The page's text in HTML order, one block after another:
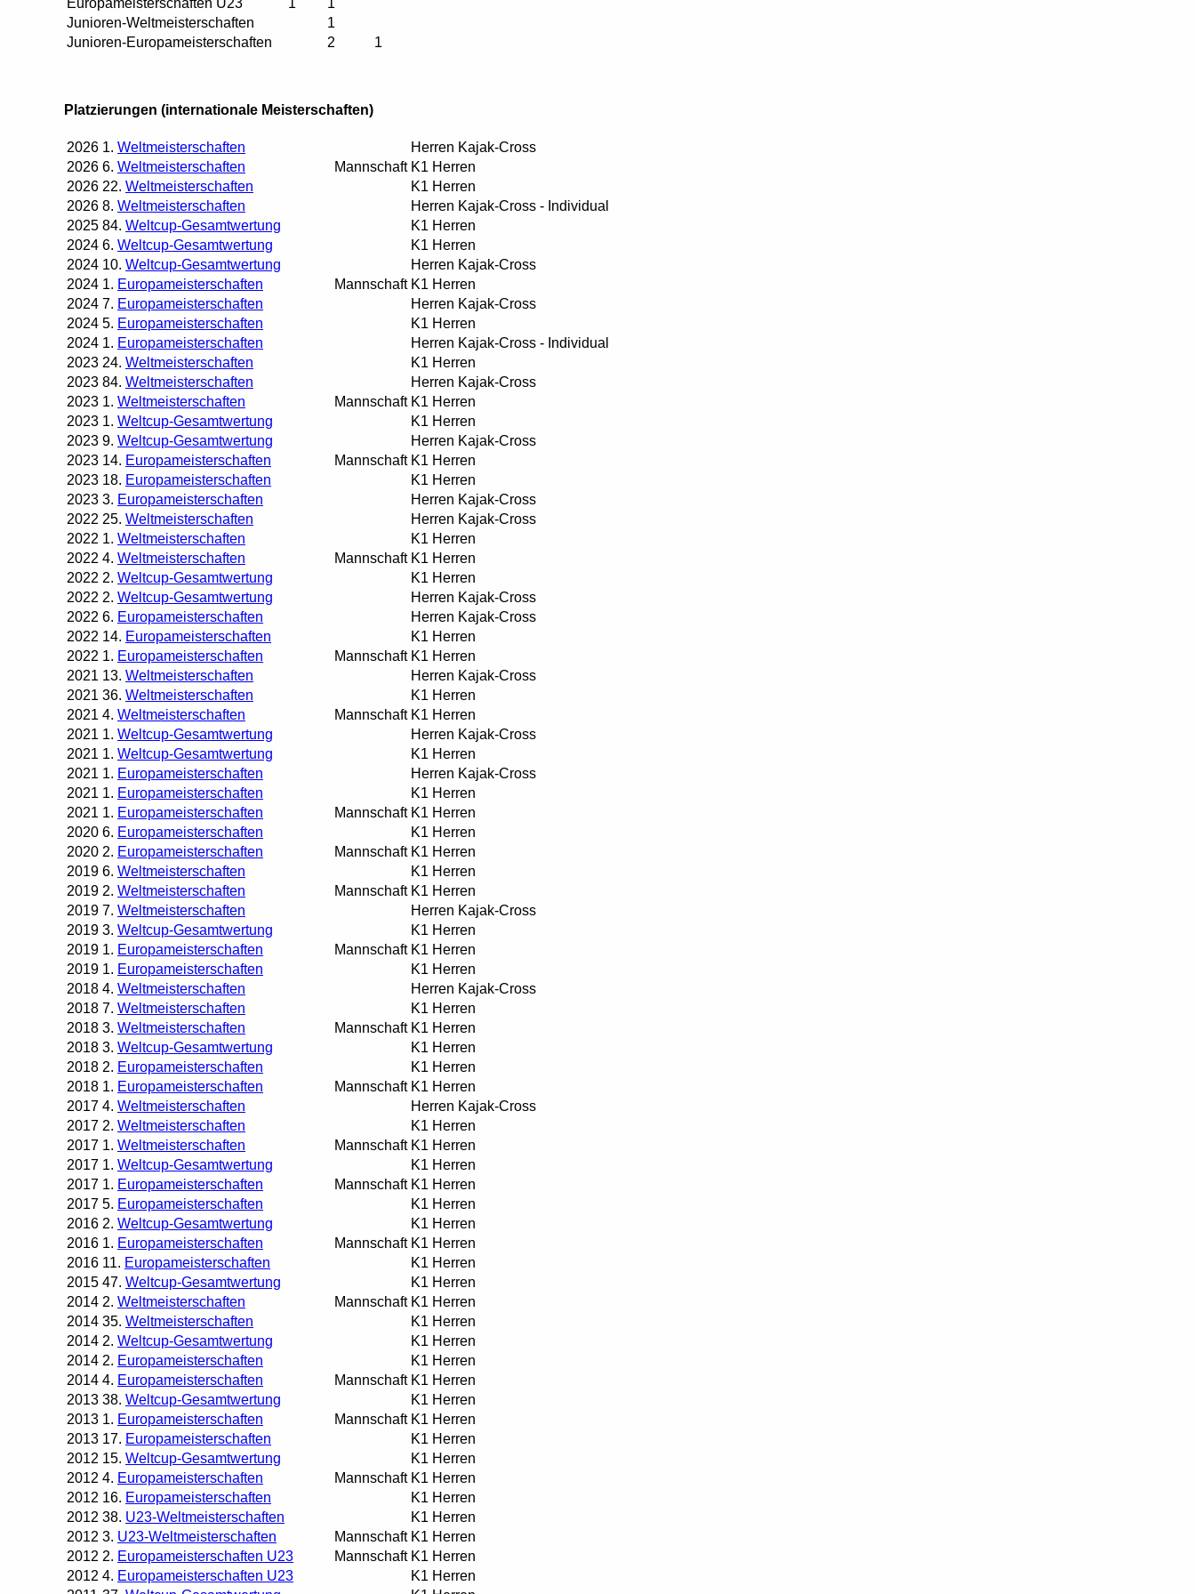
Europameisterschaften U23 1
1
Junioren-Weltmeisterschaften
1
Junioren-Europameisterschaften
2 1
Platzierungen (internationale Meisterschaften)
2026 1. Weltmeisterschaften
Herren Kajak-Cross
2026 6. Weltmeisterschaften Mannschaft K1 Herren
2026 22. Weltmeisterschaften
K1 Herren
2026 8. Weltmeisterschaften
Herren Kajak-Cross - Individual
2025 84. Weltcup-Gesamtwertung
K1 Herren
2024 6. Weltcup-Gesamtwertung
K1 Herren
2024 10. Weltcup-Gesamtwertung
Herren Kajak-Cross
2024 1. Europameisterschaften Mannschaft K1 Herren
2024 7. Europameisterschaften
Herren Kajak-Cross
2024 5. Europameisterschaften
K1 Herren
2024 1. Europameisterschaften
Herren Kajak-Cross - Individual
2023 24. Weltmeisterschaften
K1 Herren
2023 84. Weltmeisterschaften
Herren Kajak-Cross
2023 1. Weltmeisterschaften Mannschaft K1 Herren
2023 1. Weltcup-Gesamtwertung
K1 Herren
2023 9. Weltcup-Gesamtwertung
Herren Kajak-Cross
2023 14. Europameisterschaften Mannschaft K1 Herren
2023 18. Europameisterschaften
K1 Herren
2023 3. Europameisterschaften
Herren Kajak-Cross
2022 25. Weltmeisterschaften
Herren Kajak-Cross
2022 1. Weltmeisterschaften
K1 Herren
2022 4. Weltmeisterschaften Mannschaft K1 Herren
2022 2. Weltcup-Gesamtwertung
K1 Herren
2022 2. Weltcup-Gesamtwertung
Herren Kajak-Cross
2022 6. Europameisterschaften
Herren Kajak-Cross
2022 14. Europameisterschaften
K1 Herren
2022 1. Europameisterschaften Mannschaft K1 Herren
2021 13. Weltmeisterschaften
Herren Kajak-Cross
2021 36. Weltmeisterschaften
K1 Herren
2021 4. Weltmeisterschaften Mannschaft K1 Herren
2021 1. Weltcup-Gesamtwertung
Herren Kajak-Cross
2021 1. Weltcup-Gesamtwertung
K1 Herren
2021 1. Europameisterschaften
Herren Kajak-Cross
2021 1. Europameisterschaften
K1 Herren
2021 1. Europameisterschaften Mannschaft K1 Herren
2020 6. Europameisterschaften
K1 Herren
2020 2. Europameisterschaften Mannschaft K1 Herren
2019 6. Weltmeisterschaften
K1 Herren
2019 2. Weltmeisterschaften Mannschaft K1 Herren
2019 7. Weltmeisterschaften
Herren Kajak-Cross
2019 3. Weltcup-Gesamtwertung
K1 Herren
2019 1. Europameisterschaften Mannschaft K1 Herren
2019 1. Europameisterschaften
K1 Herren
2018 4. Weltmeisterschaften
Herren Kajak-Cross
2018 7. Weltmeisterschaften
K1 Herren
2018 3. Weltmeisterschaften Mannschaft K1 Herren
2018 3. Weltcup-Gesamtwertung
K1 Herren
2018 2. Europameisterschaften
K1 Herren
2018 1. Europameisterschaften Mannschaft K1 Herren
2017 4. Weltmeisterschaften
Herren Kajak-Cross
2017 2. Weltmeisterschaften
K1 Herren
2017 1. Weltmeisterschaften Mannschaft K1 Herren
2017 1. Weltcup-Gesamtwertung
K1 Herren
2017 1. Europameisterschaften Mannschaft K1 Herren
2017 5. Europameisterschaften
K1 Herren
2016 2. Weltcup-Gesamtwertung
K1 Herren
2016 1. Europameisterschaften Mannschaft K1 Herren
2016 11. Europameisterschaften
K1 Herren
2015 47. Weltcup-Gesamtwertung
K1 Herren
2014 2. Weltmeisterschaften Mannschaft K1 Herren
2014 35. Weltmeisterschaften
K1 Herren
2014 2. Weltcup-Gesamtwertung
K1 Herren
2014 2. Europameisterschaften
K1 Herren
2014 4. Europameisterschaften Mannschaft K1 Herren
2013 38. Weltcup-Gesamtwertung
K1 Herren
2013 1. Europameisterschaften Mannschaft K1 Herren
2013 17. Europameisterschaften
K1 Herren
2012 15. Weltcup-Gesamtwertung
K1 Herren
2012 4. Europameisterschaften Mannschaft K1 Herren
2012 16. Europameisterschaften
K1 Herren
2012 38. U23-Weltmeisterschaften
K1 Herren
2012 3. U23-Weltmeisterschaften Mannschaft K1 Herren
2012 2. Europameisterschaften U23 Mannschaft K1 Herren
2012 4. Europameisterschaften U23
K1 Herren